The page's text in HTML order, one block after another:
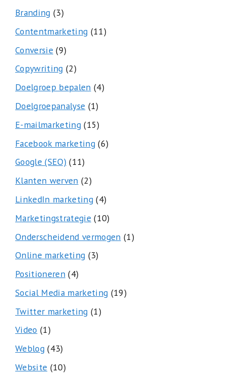
Branding (3)
Contentmarketing (11)
Conversie (9)
Copywriting (2)
Doelgroep bepalen (4)
Doelgroepanalyse (1)
E-mailmarketing(15)
Facebook marketing(6)
Google (SEO)(11)
Klanten werven (2)
LinkedIn marketing(4)
Marketingstrategie (10)
Onderscheidend vermogen (1)
Online marketing (3)
Positioneren(4)
Social Media marketing (19)
Twitter marketing (1)
Video (1)
Weblog(43)
Website (10)